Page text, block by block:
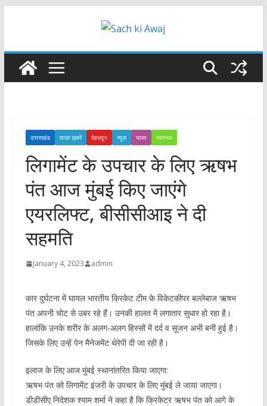
उत्तराखंड ताज़ा ख़बरें देहरादून न्यूज़ भारत स्वास्थ्य
लिगामेंट के उपचार के लिए ऋषभ
पंत आज मुंबई किए जाएंगे
एयरलिफ्ट, बीसीसीआइ ने दी
सहमति
January 4, 2023 admin
कार दुर्घटना में घायल भारतीय क्रिकेट टीम के विकेटकीपर बल्लेबाज ऋषभ
पंत अपनी चोट से उबर रहे हैं। उनकी हालत में लगातार सुधार हो रहा है।
हालांकि उनके शरीर के अलग-अलग हिस्सों में दर्द व सूजन अभी बनी हुई है।
जिसके लिए उन्हें पेन मैनेजमेंट थेरेपी दी जा रही है।
इलाज के लिए आज मुंबई स्थानांतरित किया जाएगा:
ऋषभ पंत को लिगामेंट इंजरी के उपचार के लिए मुंबई ले जाया जाएगा।
डीडीसीए निदेशक श्याम शर्मा ने कहा है कि क्रिकेटर ऋषभ पंत को आगे के